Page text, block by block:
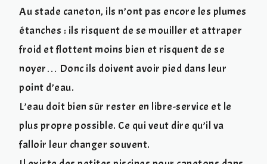
Au stade caneton, ils n’ont pas encore les plumes
étanches : ils risquent de se mouiller et attraper
froid et flottent moins bien et risquent de se
noyer… Donc ils doivent avoir pied dans leur
point d’eau.
L’eau doit bien sûr rester en libre-service et le
plus propre possible. Ce qui veut dire qu’il va
falloir leur changer souvent.